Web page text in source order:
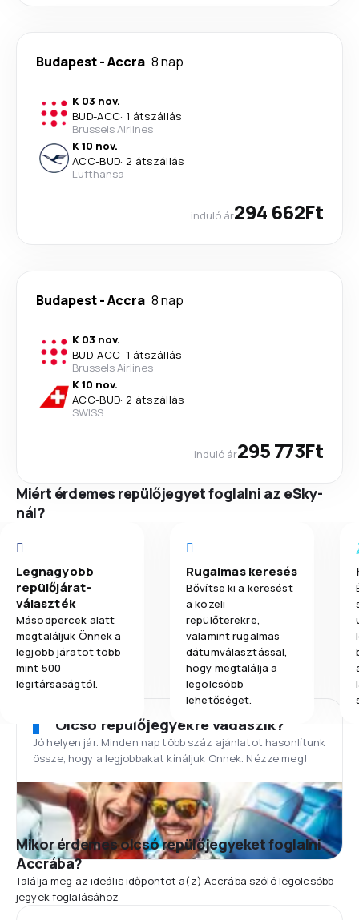
Budapest-Accra 8 nap
K 03 nov.
BUD-ACC· 1 átszállás
Brussels Airlines
K 10 nov.
ACC-BUD· 2 átszállás
Lufthansa
induló ár294 662Ft
Budapest-Accra 8 nap
K 03 nov.
BUD-ACC· 1 átszállás
Brussels Airlines
K 10 nov.
ACC-BUD· 2 átszállás
SWISS
induló ár295 773Ft
Miért érdemes repülőjegyet foglalni az eSky-
nál?
Legnagyobb
repülőjárat-
választék
Másodpercek alatt
megtaláljuk Önnek a
legjobb járatot több
mint 500
légitársaságtól.
Rugalmas keresés
Bővítse ki a keresést
a közeli
repülőterekre,
valamint rugalmas
dátumválasztással,
hogy megtalálja a
legolcsóbb
lehetőséget.
Olcsó repülőjegyekre vadászik?
Jó helyen jár. Minden nap több száz ajánlatot hasonlítunk
össze, hogy a legjobbakat kínáljuk Önnek. Nézze meg!
Mikor érdemes olcsó repülőjegyeket foglalni
Accrába?
Találja meg az ideális időpontot a(z) Accrába szóló legolcsóbb
jegyek foglalásához